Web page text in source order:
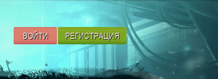
РЕГИСТРАЦИЯ
ВОЙТИ